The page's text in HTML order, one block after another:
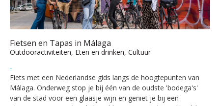
Fietsen en Tapas in Málaga
Outdooractiviteiten, Eten en drinken, Cultuur
-
Fiets met een Nederlandse gids langs de hoogtepunten van
Málaga. Onderweg stop je bij één van de oudste 'bodega's'
van de stad voor een glaasje wijn en geniet je bij een